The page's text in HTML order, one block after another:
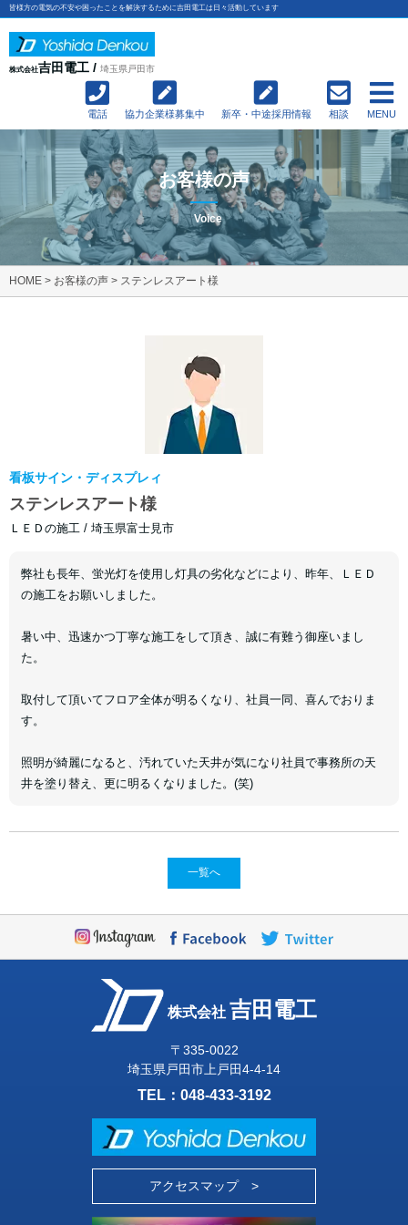
皆様方の電気の不安や困ったことを解決するために吉田電工は日々活動しています
株式会社吉田電工 / 埼玉県戸田市
電話 協力企業様募集中 新卒・中途採用情報 相談 MENU
お客様の声
Voice
HOME > お客様の声 > ステンレスアート様
看板サイン・ディスプレィ
ステンレスアート様
ＬＥＤの施工 / 埼玉県富士見市
弊社も長年、蛍光灯を使用し灯具の劣化などにより、昨年、ＬＥＤ
の施工をお願いしました。
暑い中、迅速かつ丁寧な施工をして頂き、誠に有難う御座いまし
た。
取付して頂いてフロア全体が明るくなり、社員一同、喜んでおりま
す。
照明が綺麗になると、汚れていた天井が気になり社員で事務所の天
井を塗り替え、更に明るくなりました。(笑)
一覧へ
株式会社 吉田電工
〒335-0022
埼玉県戸田市上戸田4-4-14
TEL： 048-433-3192
アクセスマップ >